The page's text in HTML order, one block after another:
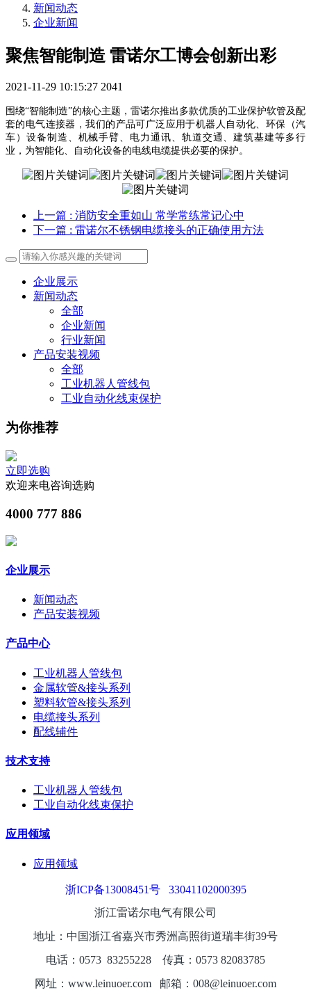
新闻动态
企业新闻
聚焦智能制造 雷诺尔工博会创新出彩
2021-11-29 10:15:27 2041
围绕“智能制造”的核心主题，雷诺尔推出多款优质的工业保护软管及配
套的电气连接器，我们的产品可广泛应用于机器人自动化、环保（汽
车）设备制造、机械手臂、电力通讯、轨道交通、建筑基建等多行
业，为智能化、自动化设备的电线电缆提供必要的保护。
上一篇 : 消防安全重如山 常学常练常记心中
下一篇 : 雷诺尔不锈钢电缆接头的正确使用方法
企业展示
新闻动态
全部
企业新闻
行业新闻
产品安装视频
全部
工业机器人管线包
工业自动化线束保护
为你推荐
立即选购
欢迎来电咨询选购
4000 777 886
企业展示
新闻动态
产品安装视频
产品中心
工业机器人管线包
金属软管&接头系列
塑料软管&接头系列
电缆接头系列
配线辅件
技术支持
工业机器人管线包
工业自动化线束保护
应用领域
应用领域
浙ICP备13008451号
33041102000395
浙江雷诺尔电气有限公司
地址：中国浙江省嘉兴市秀洲高照街道瑞丰街39号
电话：0573 83255228
传真：0573 82083785
网址：www.leinuoer.com 邮箱：008@leinuoer.com